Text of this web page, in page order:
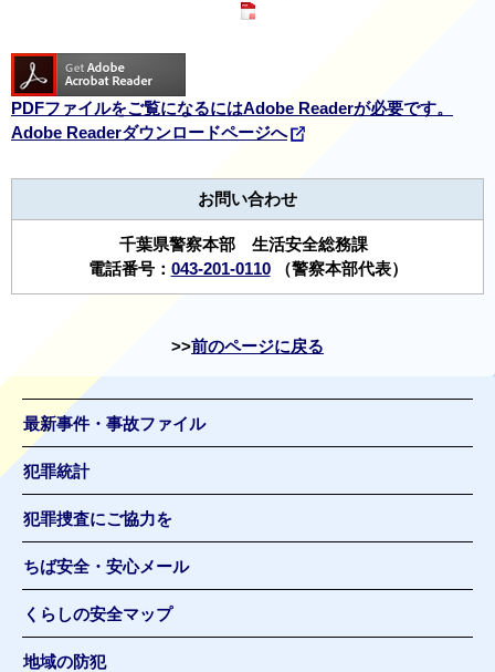
PDFファイルをご覧になるにはAdobe Readerが必要です。
Adobe Readerダウンロードページへ
お問い合わせ
千葉県警察本部 生活安全総務課
電話番号： 043-201-0110（警察本部代表）
前のページに戻る
最新事件・事故ファイル
犯罪統計
犯罪捜査にご協力を
ちば安全・安心メール
くらしの安全マップ
地域の防犯